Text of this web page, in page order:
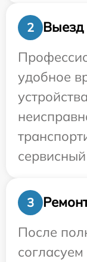
2
Выезд
удобное
3
После